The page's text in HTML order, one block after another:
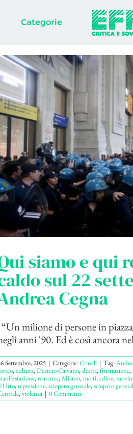
Categorie
siamo e qui
sul 22
Cegna
“Un milione di persone in
anni '90. Ed è così ancora
Settembre, 2025 | Categorie:Crinali | Tag:
,cultura,Decreto Caivano,destra,frustrazione,
,maranza,Milano,moltitudine,
,repressione,sciopero generale,sciopero
,violenza | 0 Commenti